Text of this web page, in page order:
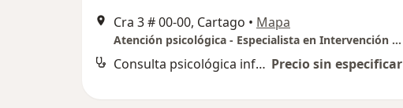
Cra 3 # 00-00, Cartago • Mapa
Atención psicológica - Especialista en Intervención en Relaciones Familiares
Consulta psicológica infantil Precio sin especificar